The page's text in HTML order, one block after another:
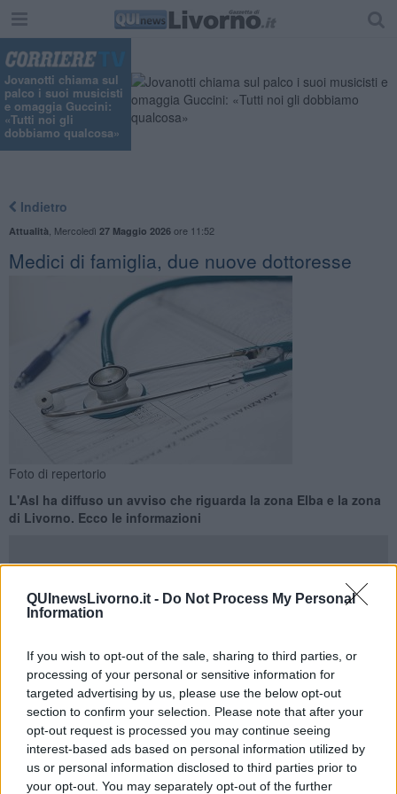
QUInewsLivorno.it - Do Not Process My Personal
Information
If you wish to opt-out of the sale, sharing to third parties, or
processing of your personal or sensitive information for
targeted advertising by us, please use the below opt-out
section to confirm your selection. Please note that after your
opt-out request is processed you may continue seeing
interest-based ads based on personal information utilized by
us or personal information disclosed to third parties prior to
your opt-out. You may separately opt-out of the further
Jovanotti chiama sul
palco i suoi musicisti
e omaggia Guccini:
«Tutti noi gli
dobbiamo qualcosa»
Indietro
Attualità Mercoledì 27 Maggio 2026ore 11:52
Medici di famiglia, due nuove dottoresse
Foto di repertorio
L'Asl ha diffuso un avviso che riguarda la zona Elba e la zona
di Livorno. Ecco le informazioni
iscritte le dottoresse
Silvia De Domenico,
medico ruolo unico a
tempo indeterminato di medicina generale, nell'ambito diLivorno
(Aft Livorno Area Sud) eDiletta Solari,medico ruolo unico corsista
di medicina generale,nell'ambito Elba.
Lo fa sapere l'Asl in una nota con cui ricorda inoltre che per
effettuare la scelta del medico o pediatra è comunque sempre
consigliabile utilizzare le procedure attivabili dal proprio computer o